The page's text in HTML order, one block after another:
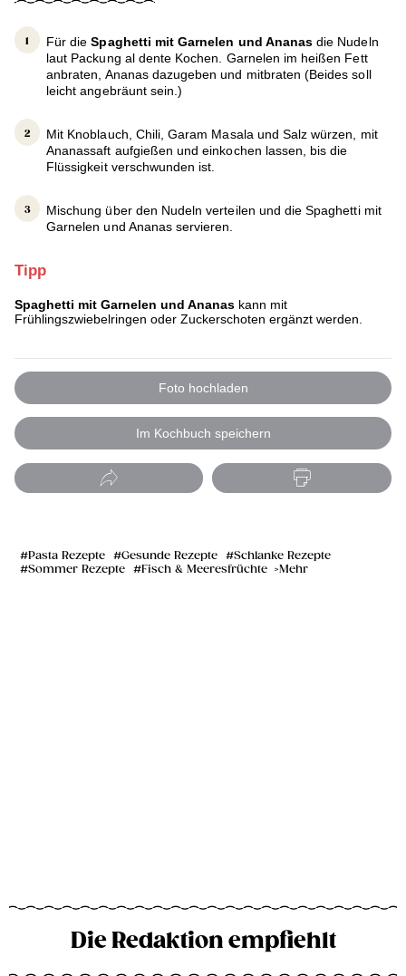
Für dieSpaghetti mit Garnelen und Ananasdie Nudeln
laut Packung al dente Kochen. Garnelen im heißen Fett
anbraten, Ananas dazugeben und mitbraten (Beides soll
leicht angebräunt sein.)
Mit Knoblauch, Chili, Garam Masala und Salz würzen, mit
Ananassaft aufgießen und einkochen lassen, bis die
Flüssigkeit verschwunden ist.
Mischung über den Nudeln verteilen und die Spaghetti mit
Garnelen und Ananas servieren.
Tipp
Spaghetti mit Garnelen und Ananas kann mit
Frühlingszwiebelringen oder Zuckerschoten ergänzt werden.
Foto hochladen
Im Kochbuch speichern
Pasta Rezepte Gesunde Rezepte
Schlanke Rezepte
Sommer Rezepte
Fisch & Meeresfrüchte Mehr
Die Redaktion empfiehlt